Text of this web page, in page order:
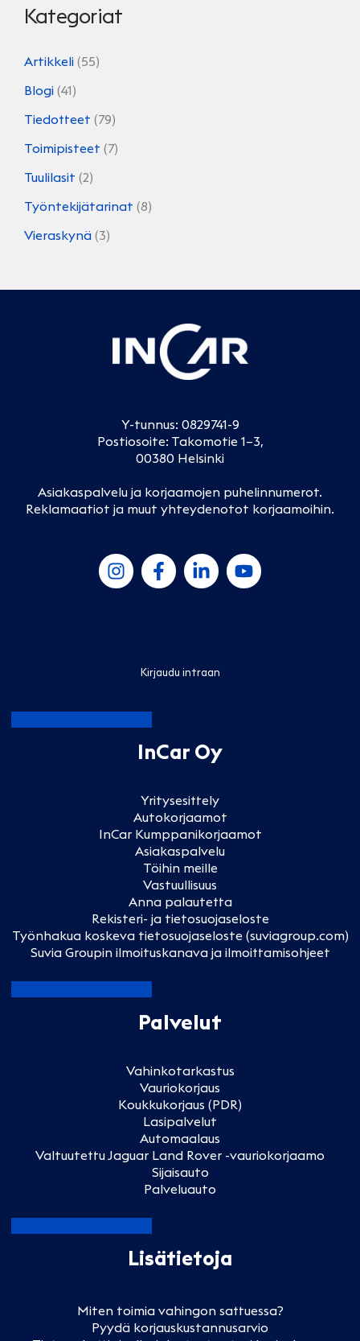
Kategoriat
Artikkeli (55)
Blogi (41)
Tiedotteet (79)
Toimipisteet (7)
Tuulilasit (2)
Työntekijätarinat (8)
Vieraskynä (3)
Y-tunnus: 0829741-9
Postiosoite: Takomotie 1–3,
00380 Helsinki
Asiakaspalvelu ja korjaamojen puhelinnumerot.
Reklamaatiot ja muut yhteydenotot korjaamoihin.
Kirjaudu intraan
InCar Oy
Yritysesittely
Autokorjaamot
InCar Kumppanikorjaamot
Asiakaspalvelu
Töihin meille
Vastuullisuus
Anna palautetta
Rekisteri- ja tietosuojaseloste
Työnhakua koskeva tietosuojaseloste (suviagroup.com)
Suvia Groupin ilmoituskanava ja ilmoittamisohjeet
Palvelut
Vahinkotarkastus
Vauriokorjaus
Koukkukorjaus (PDR)
Lasipalvelut
Automaalaus
Valtuutettu Jaguar Land Rover -vauriokorjaamo
Sijaisauto
Palveluauto
Lisätietoja
Miten toimia vahingon sattuessa?
Pyydä korjauskustannusarvio